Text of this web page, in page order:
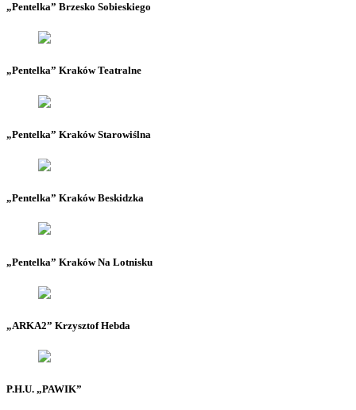
„Pentelka” Brzesko Sobieskiego
„Pentelka” Kraków Teatralne
„Pentelka” Kraków Starowiślna
„Pentelka” Kraków Beskidzka
„Pentelka” Kraków Na Lotnisku
„ARKA2” Krzysztof Hebda
P.H.U. „PAWIK”